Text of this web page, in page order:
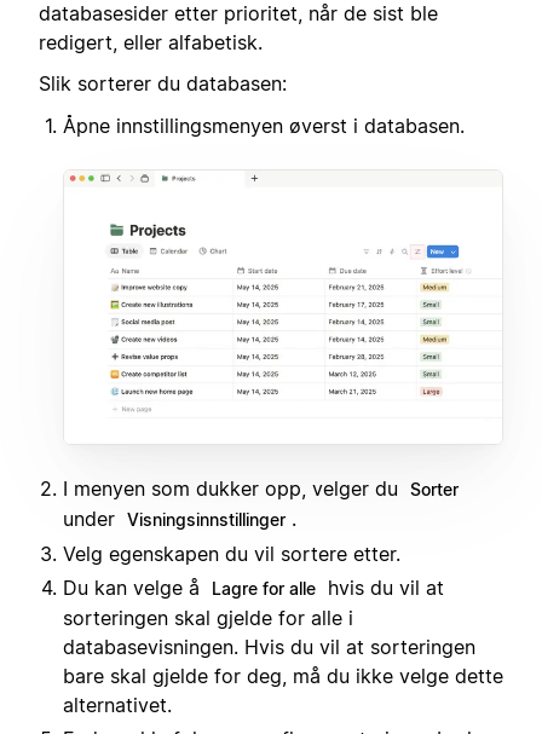
databasesider etter prioritet, når de sist ble
redigert, eller alfabetisk.
Slik sorterer du databasen:
Åpne innstillingsmenyen øverst i databasen.
I menyen som dukker opp, velger du Sorter
under Visningsinnstillinger .
Velg egenskapen du vil sortere etter.
Du kan velge å
Lagre for alle
hvis du vil at
sorteringen skal gjelde for alle i
databasevisningen. Hvis du vil at sorteringen
bare skal gjelde for deg, må du ikke velge dette
alternativet.